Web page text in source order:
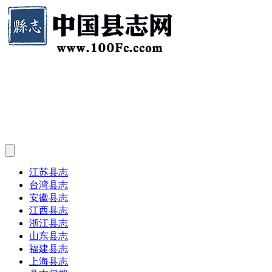
江苏县志
台湾县志
安徽县志
江西县志
浙江县志
山东县志
福建县志
上海县志